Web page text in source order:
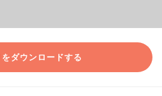
ダウンロードする